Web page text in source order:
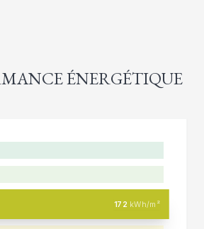
ÉNERGÉTIQUE
172 kWh/m²